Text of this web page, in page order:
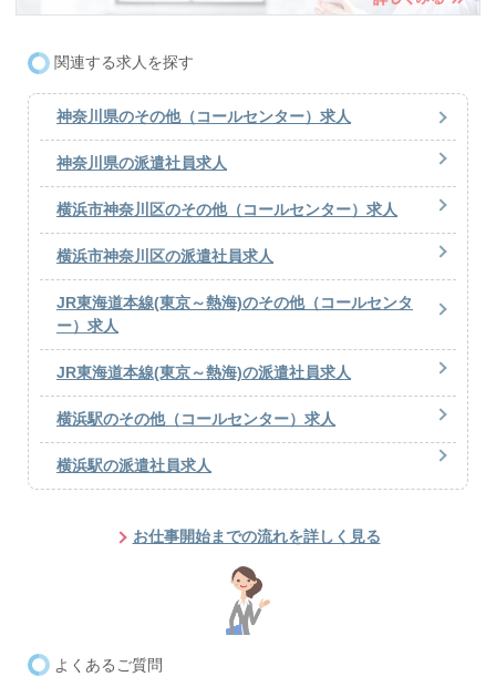
関連する求人を探す
神奈川県のその他（コールセンター）求人
神奈川県の派遣社員求人
横浜市神奈川区のその他（コールセンター）求人
横浜市神奈川区の派遣社員求人
JR東海道本線(東京～熱海)のその他（コールセンタ
ー）求人
JR東海道本線(東京～熱海)の派遣社員求人
横浜駅のその他（コールセンター）求人
横浜駅の派遣社員求人
お仕事開始までの流れを詳しく見る
よくあるご質問